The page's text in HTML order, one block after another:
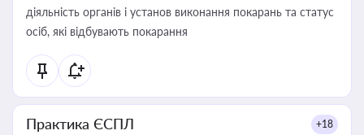
діяльність органів і установ виконання покарань та статус
осіб, які відбувають покарання
Практика ЄСПЛ +18